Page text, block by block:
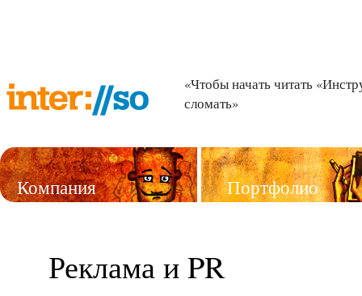
«Чтобы начать читать
сломать»
Компания Портфолио
Реклама и PR